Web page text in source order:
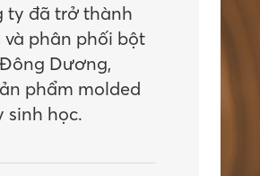
ty đã trở thành
phân phối bột
Dương,
phẩm molded
sinh học.